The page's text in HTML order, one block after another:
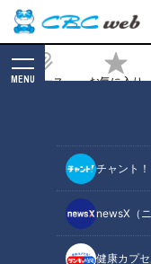
ニュース お気に入り
MENU
チャント！
newsX（
健康カプ
り方【キユー
2024/09/03 18:00